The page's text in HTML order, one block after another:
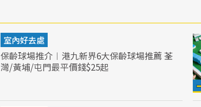
室內好去處
保齡球場推介︱港九新界6大保齡球場推薦 荃
灣/黃埔/屯門最平價錢$25起